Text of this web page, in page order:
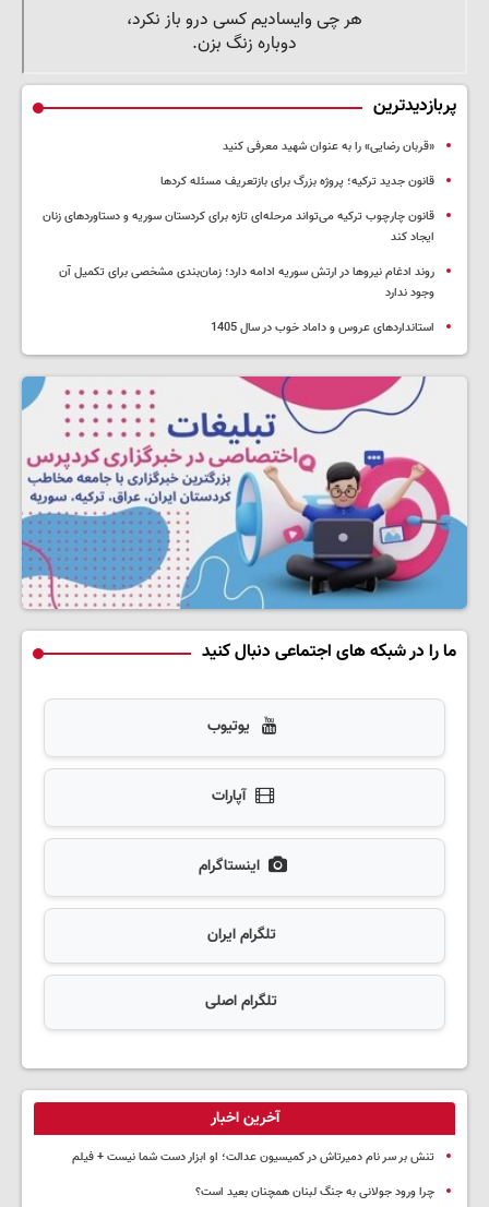
پربازدیدترین
«قربان رضایی» را به عنوان شهید معرفی کنید
قانون جدید ترکیه؛ پروژه بزرگ‌ برای بازتعریف مسئله کردها
قانون چارچوب ترکیه می‌تواند مرحله‌ای تازه برای کردستان سوریه و دستاوردهای زنان
ایجاد کند
روند ادغام نیروها در ارتش سوریه ادامه دارد؛ زمان‌بندی مشخصی برای تکمیل آن
وجود ندارد
استانداردهای عروس و داماد خوب در سال 1405
ما را در شبکه های اجتماعی دنبال کنید
یوتیوب
آپارات
اینستاگرام
تلگرام ایران
تلگرام اصلی
آخرین اخبار
تنش بر سر نام دمیرتاش در کمیسیون عدالت؛ او ابزار دست شما نیست + فیلم
چرا ورود جولانی به جنگ لبنان همچنان بعید است؟